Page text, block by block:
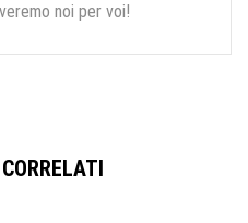
noi per voi!